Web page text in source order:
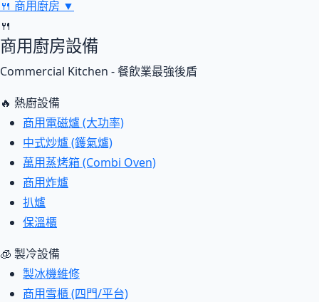
🍴 商用廚房 ▼
🍴
商用廚房設備
Commercial Kitchen - 餐飲業最強後盾
🔥 熱廚設備
商用電磁爐 (大功率)
中式炒爐 (鑊氣爐)
萬用蒸烤箱 (Combi Oven)
商用炸爐
扒爐
保溫櫃
🧊 製冷設備
製冰機維修
商用雪櫃 (四門/平台)